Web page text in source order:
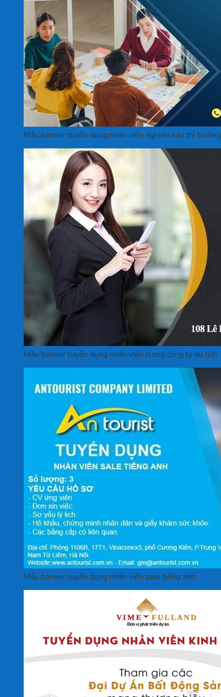
Mẫu banner tuyển dụng nhân viên nghiên cứu thị
Mẫu banner tuyển dụng nhân viên trong công ty du lịch
Mẫu banner tuyển dụng nhân viên sale tiếng anh